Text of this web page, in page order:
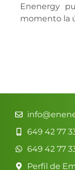
Enenergy
momento la
649 42 77
649 42 77
Perfil de